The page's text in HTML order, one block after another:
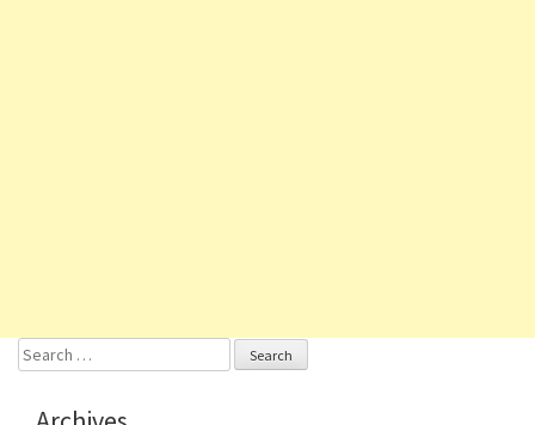
Search